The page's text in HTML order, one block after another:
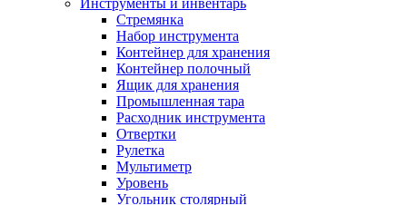
Инструменты и инвентарь
Стремянка
Набор инструмента
Контейнер для хранения
Контейнер полочный
Ящик для хранения
Промышленная тара
Расходник инструмента
Отвертки
Рулетка
Мультиметр
Уровень
Угольник столярный